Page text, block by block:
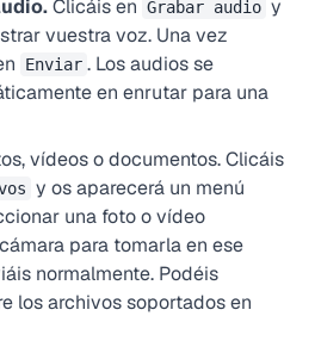
Clicáis en Grabar audio y
vuestra voz. Una vez
Enviar . Los audios se
en enrutar para una
vídeos o documentos. Clicáis
y os aparecerá un menú
una foto o vídeo
para tomarla en ese
normalmente. Podéis
los archivos soportados en